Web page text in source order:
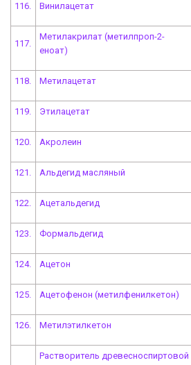
116. Винилацетат
117.
Метилакрилат (метилпроп-2-
еноат)
118. Метилацетат
119. Этилацетат
120. Акролеин
121. Альдегид масляный
122. Ацетальдегид
123. Формальдегид
124. Ацетон
125. Ацетофенон (метилфенилкетон)
126. Метилэтилкетон
Растворитель древесноспиртовой